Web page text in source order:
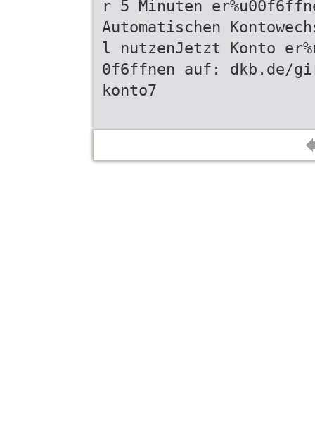
r 5 Minuten
Automatischen
l nutzenJetzt Konto
0f6ffnen auf: dkb.de/